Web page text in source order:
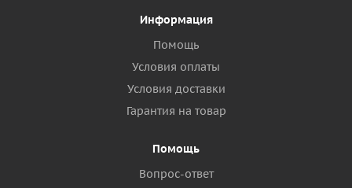
Информация
Помощь
Условия оплаты
Условия доставки
Гарантия на товар
Помощь
Вопрос-ответ